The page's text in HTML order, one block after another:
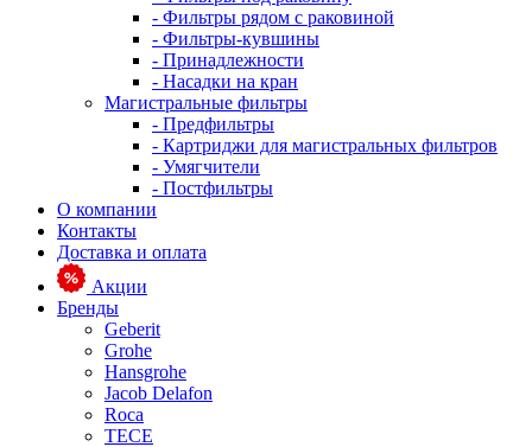
- Фильтры рядом с раковиной
- Фильтры-кувшины
- Принадлежности
- Насадки на кран
Магистральные фильтры
- Предфильтры
- Картриджи для магистральных фильтров
- Умягчители
- Постфильтры
О компании
Контакты
Доставка и оплата
Акции
Бренды
Geberit
Grohe
Hansgrohe
Jacob Delafon
Roca
TECE